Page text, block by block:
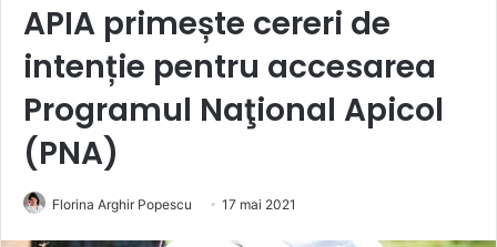
APIA primește cereri de
intenție pentru accesarea
Programul Naţional Apicol
(PNA)
Florina Arghir Popescu 17 mai 2021